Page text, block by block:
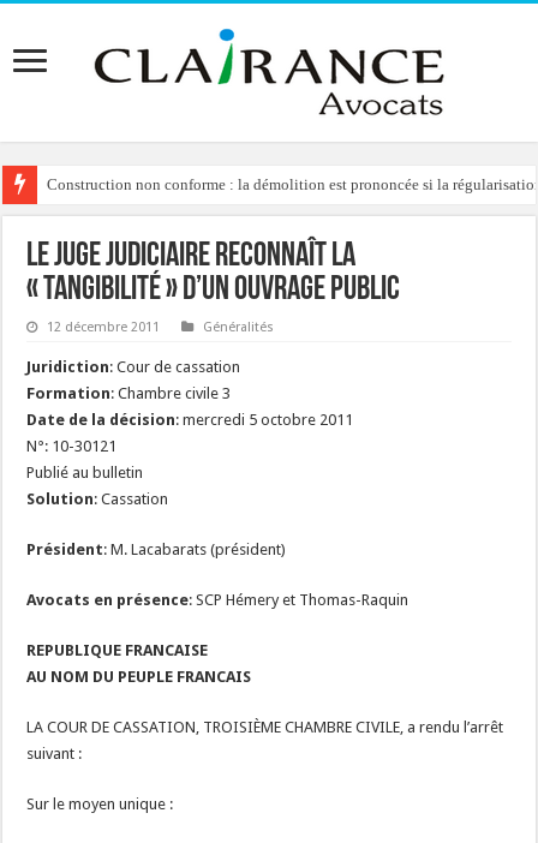
Construction non conforme : la démolition est prononcée si la
Le juge judiciaire reconnaît la
« tangibilité » d’un ouvrage public
12 décembre 2011 Généralités
Juridiction: Cour de cassation
Formation: Chambre civile 3
Date de la décision: mercredi 5 octobre 2011
N°: 10-30121
Publié au bulletin
Solution: Cassation
Président: M. Lacabarats (président)
Avocats en présence: SCP Hémery et Thomas-Raquin
REPUBLIQUE FRANCAISE
AU NOM DU PEUPLE FRANCAIS
LA COUR DE CASSATION, TROISIÈME CHAMBRE CIVILE, a rendu l’arrêt
suivant :
Sur le moyen unique :